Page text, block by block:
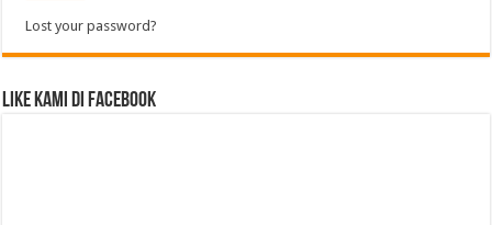
Lost your password?
Like Kami di Facebook